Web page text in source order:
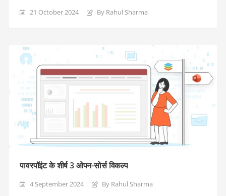
21 October 2024 By Rahul Sharma
पावरपॉइंट के शीर्ष 3 ओपन-सोर्स विकल्प
4 September 2024 By Rahul Sharma